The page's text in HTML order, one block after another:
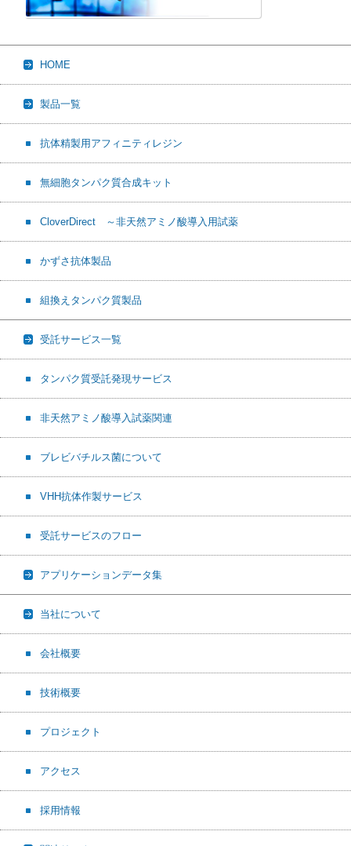
HOME
製品一覧
抗体精製用アフィニティレジン
無細胞タンパク質合成キット
CloverDirect ～非天然アミノ酸導入用試薬
かずさ抗体製品
組換えタンパク質製品
受託サービス一覧
タンパク質受託発現サービス
非天然アミノ酸導入試薬関連
ブレビバチルス菌について
VHH抗体作製サービス
受託サービスのフロー
アプリケーションデータ集
当社について
会社概要
技術概要
プロジェクト
アクセス
採用情報